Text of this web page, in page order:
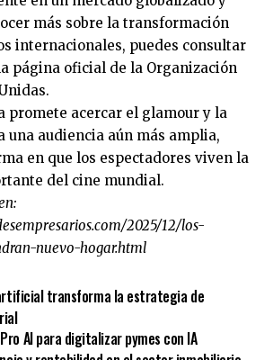
más sobre la transformación
internacionales, puedes consultar
página oficial de la Organización
.
promete acercar el glamour y la
una audiencia aún más amplia,
en que los espectadores viven la
del cine mundial.
2025/12/los-
nuevo-hogar.html
transforma la estrategia de
AI para digitalizar pymes con IA